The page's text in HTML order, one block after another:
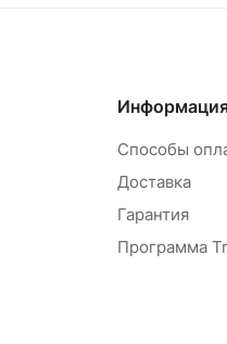
Способы
Доставка
Гарантия
Программа